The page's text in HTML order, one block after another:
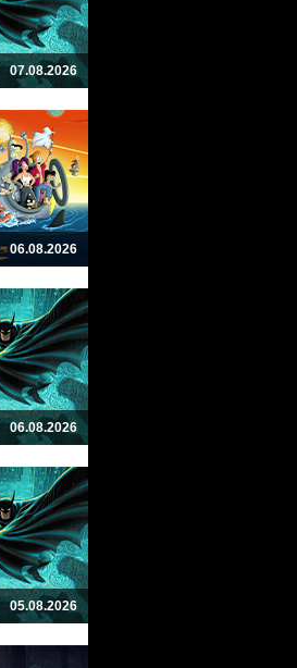
07.08.2026
06.08.2026
06.08.2026
05.08.2026